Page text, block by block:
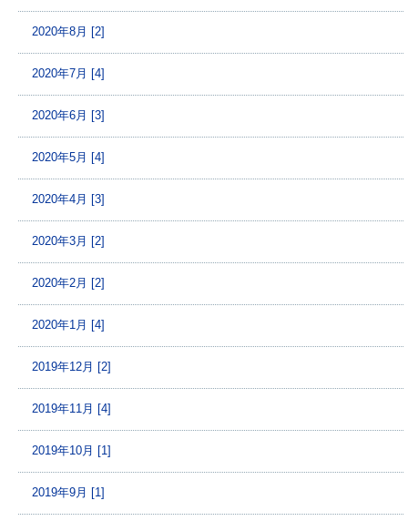
2020年8月 [2]
2020年7月 [4]
2020年6月 [3]
2020年5月 [4]
2020年4月 [3]
2020年3月 [2]
2020年2月 [2]
2020年1月 [4]
2019年12月 [2]
2019年11月 [4]
2019年10月 [1]
2019年9月 [1]